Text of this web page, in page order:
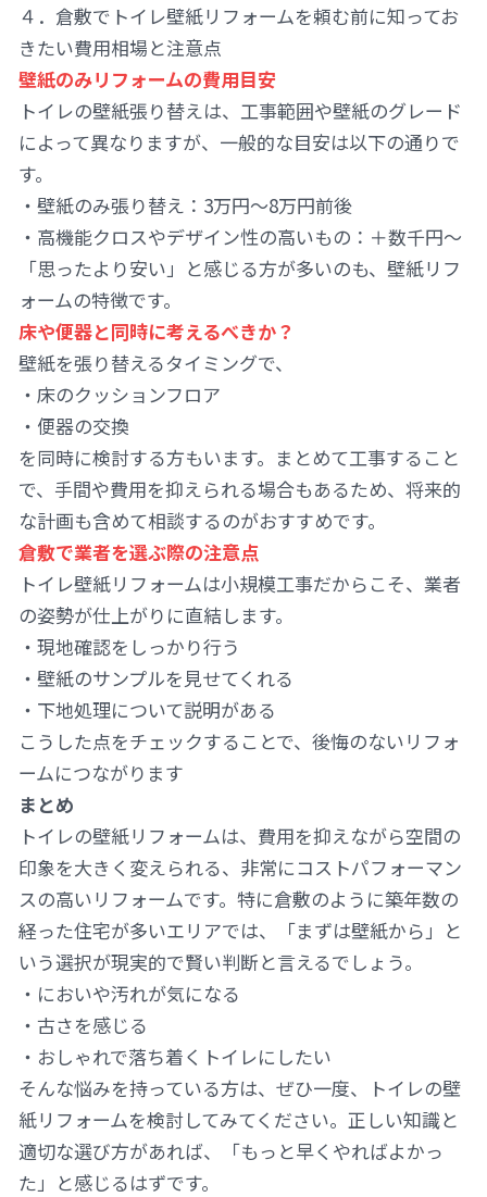
４．倉敷でトイレ壁紙リフォームを頼む前に知ってお
きたい費用相場と注意点
壁紙のみリフォームの費用目安
トイレの壁紙張り替えは、工事範囲や壁紙のグレード
によって異なりますが、一般的な目安は以下の通りで
す。
・壁紙のみ張り替え：3万円〜8万円前後
・高機能クロスやデザイン性の高いもの：＋数千円〜
「思ったより安い」と感じる方が多いのも、壁紙リフ
ォームの特徴です。
床や便器と同時に考えるべきか？
壁紙を張り替えるタイミングで、
・床のクッションフロア
・便器の交換
を同時に検討する方もいます。まとめて工事すること
で、手間や費用を抑えられる場合もあるため、将来的
な計画も含めて相談するのがおすすめです。
倉敷で業者を選ぶ際の注意点
トイレ壁紙リフォームは小規模工事だからこそ、業者
の姿勢が仕上がりに直結します。
・現地確認をしっかり行う
・壁紙のサンプルを見せてくれる
・下地処理について説明がある
こうした点をチェックすることで、後悔のないリフォ
ームにつながります
まとめ
トイレの壁紙リフォームは、費用を抑えながら空間の
印象を大きく変えられる、非常にコストパフォーマン
スの高いリフォームです。特に倉敷のように築年数の
経った住宅が多いエリアでは、「まずは壁紙から」と
いう選択が現実的で賢い判断と言えるでしょう。
・においや汚れが気になる
・古さを感じる
・おしゃれで落ち着くトイレにしたい
そんな悩みを持っている方は、ぜひ一度、トイレの壁
紙リフォームを検討してみてください。正しい知識と
適切な選び方があれば、「もっと早くやればよかっ
た」と感じるはずです。